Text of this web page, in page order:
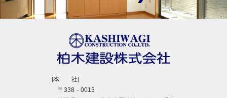
[本 社]
〒338－0013